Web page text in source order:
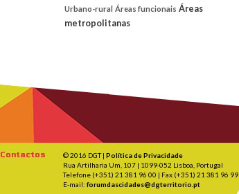
Urbano-rural Áreas funcionais Áreas
metropolitanas
Contactos © 2016 DGT |Política de Privacidade
Rua Artilharia Um, 107 | 1099-052 Lisboa, Portugal
Telefone (+351) 21 381 96 00 | Fax (+351) 21 381 96 99
E-mail:forumdascidades@dgterritorio.pt